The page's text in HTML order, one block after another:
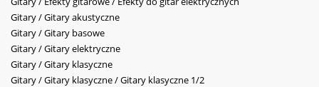
Gitary / Gitary akustyczne
Gitary / Gitary basowe
Gitary / Gitary elektryczne
Gitary / Gitary klasyczne
Gitary / Gitary klasyczne / Gitary klasyczne 1/2